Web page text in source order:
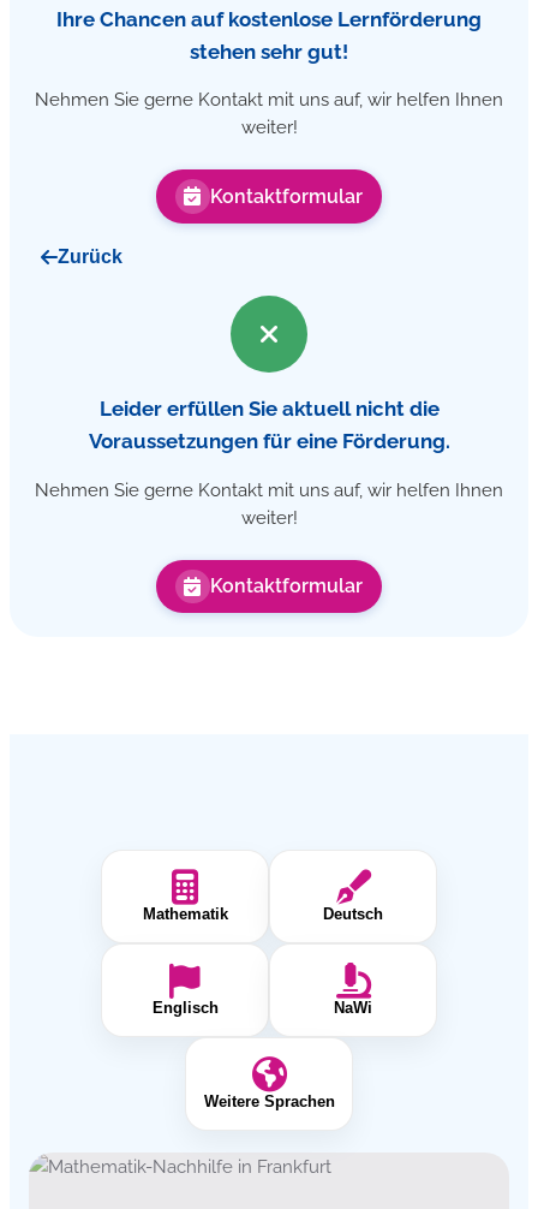
Ihre Chancen auf kostenlose Lernförderung
stehen sehr gut!
Nehmen Sie gerne Kontakt mit uns auf, wir helfen Ihnen
weiter!
Kontaktformular
Zurück
Leider erfüllen Sie aktuell nicht die
Voraussetzungen für eine Förderung.
Nehmen Sie gerne Kontakt mit uns auf, wir helfen Ihnen
weiter!
Kontaktformular
Mathematik Deutsch
Englisch NaWi
Weitere Sprachen